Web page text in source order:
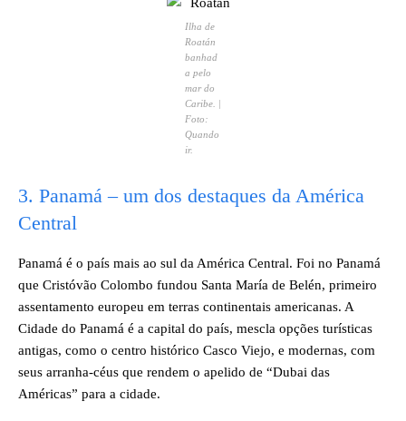
Ilha de
Roatán
banhad
a pelo
mar do
Caribe. |
Foto:
Quando
ir.
​3. Panamá – um dos destaques da América
Central
Panamá é o país mais ao sul da América Central. Foi no Panamá
que Cristóvão Colombo fundou Santa María de Belén, primeiro
assentamento europeu em terras continentais americanas. A
Cidade do Panamá é a capital do país, mescla opções turísticas
antigas, como o centro histórico Casco Viejo, e modernas, com
seus arranha-céus que rendem o apelido de “Dubai das
Américas” para a cidade.